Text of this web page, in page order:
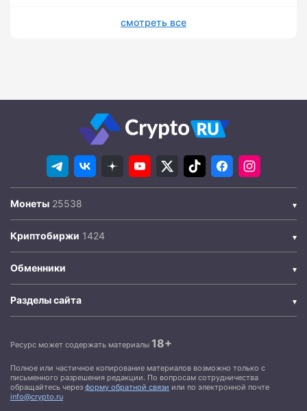
смотреть все
Монеты
Криптобиржи
Обменники
Разделы сайта
Ресурс может содержать материалы 18+
Полное или частичное копирование материалов возможно только с
письменного разрешения редакции. По вопросам сотрудничества
обращайтесь через форму обратной связи или по электронной почте
info@crypto.ru